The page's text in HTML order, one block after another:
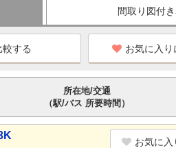
間取り図付
お気に入り
所在地/交通
（駅/バス 所要時間）
お気に入